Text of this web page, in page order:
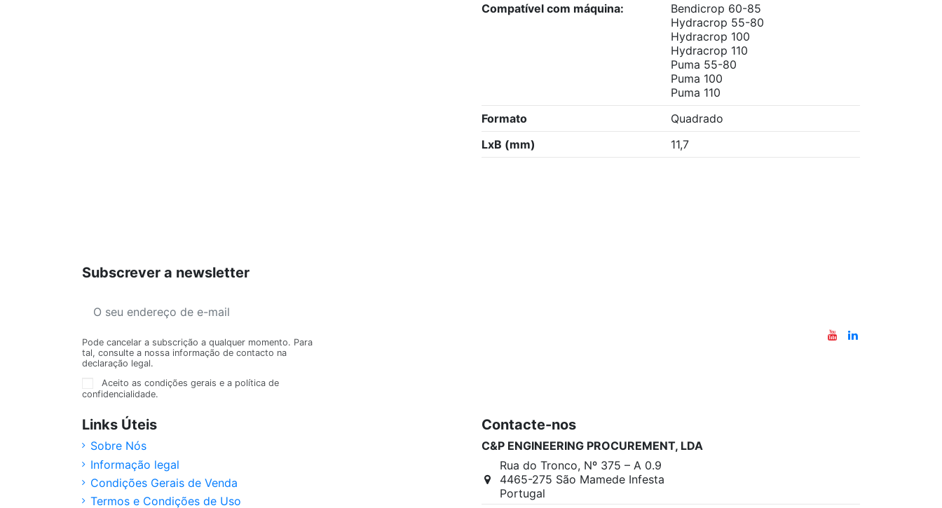
Compatível com máquina:
Bendicrop 60-85
Hydracrop 55-80
Hydracrop 100
Hydracrop 110
Puma 55-80
Puma 100
Puma 110
Formato
Quadrado
LxB (mm)
11,7
Subscrever a newsletter
Pode cancelar a subscrição a qualquer momento. Para
tal, consulte a nossa informação de contacto na
declaração legal.
Aceito as condições gerais e a política de
confidencialidade.
Links Úteis
Sobre Nós
Informação legal
Condições Gerais de Venda
Termos e Condições de Uso
Contacte-nos
C&P ENGINEERING PROCUREMENT, LDA
Rua do Tronco, Nº 375 – A 0.9
4465-275 São Mamede Infesta
Portugal